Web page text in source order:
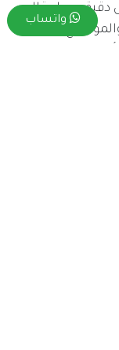
دقيق، مما يقلل
والأزمنة
واتساب